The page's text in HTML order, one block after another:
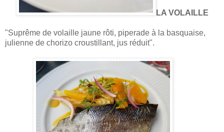
LA VOLAILLE
"Suprême de volaille jaune rôti, piperade à la basquaise,
julienne de chorizo croustillant, jus réduit".